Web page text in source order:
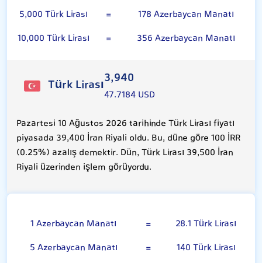
5,000 Türk Lirası
=
178 Azerbaycan Manatı
10,000 Türk Lirası
= 356 Azerbaycan Manatı
Türk Lirası3,940
47.7184 USD
Pazartesi 10 Ağustos 2026 tarihinde Türk Lirası fiyatı
piyasada 39,400 İran Riyali oldu. Bu, düne göre 100 İRR
(0.25%) azalış demektir. Dün, Türk Lirası 39,500 İran
Riyali üzerinden işlem görüyordu.
1 Azerbaycan Manatı =
28.1 Türk Lirası
5 Azerbaycan Manatı
= 140 Türk Lirası